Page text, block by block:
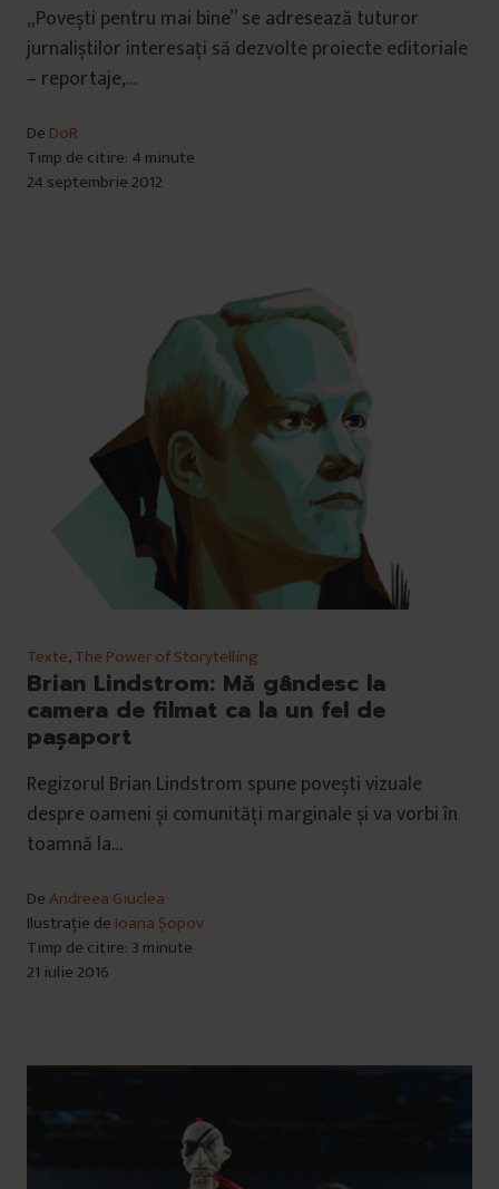
„Povești pentru mai bine” se adresează tuturor
jurnaliștilor interesați să dezvolte proiecte editoriale
– reportaje,…
De DoR
Timp de citire: 4 minute
24 septembrie 2012
Texte,The Power of Storytelling
Brian Lindstrom: Mă gândesc la
camera de filmat ca la un fel de
pașaport
Regizorul Brian Lindstrom spune povești vizuale
despre oameni și comunități marginale și va vorbi în
toamnă la…
DeAndreea Giuclea
Ilustrație de Ioana Șopov
Timp de citire: 3 minute
21 iulie 2016